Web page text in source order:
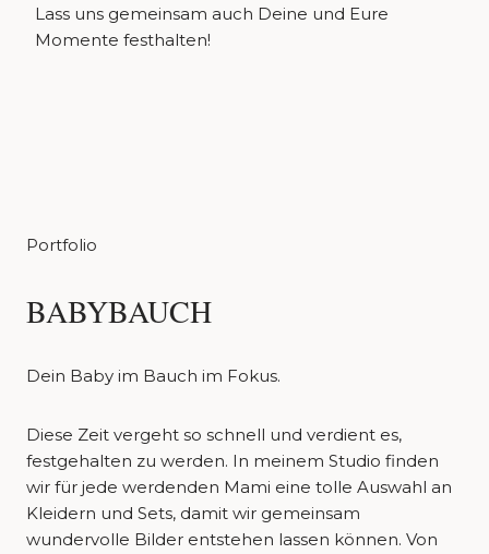
Lass uns gemeinsam auch Deine und Eure
Momente festhalten!
Portfolio
BABYBAUCH
Dein Baby im Bauch im Fokus.
Diese Zeit vergeht so schnell und verdient es,
festgehalten zu werden. In meinem Studio finden
wir für jede werdenden Mami eine tolle Auswahl an
Kleidern und Sets, damit wir gemeinsam
wundervolle Bilder entstehen lassen können. Von